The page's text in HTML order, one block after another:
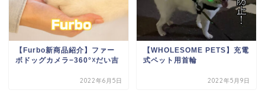
【Furbo新商品紹介】ファー
ボドッグカメラ−360°☓だい吉
2022年6月5日
【WHOLESOME PETS】充電
式ペット用首輪
2022年5月9日